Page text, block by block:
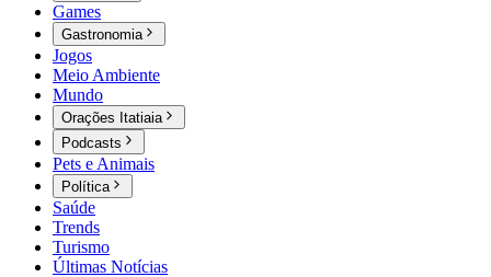
Games
Gastronomia
Jogos
Meio Ambiente
Mundo
Orações Itatiaia
Podcasts
Pets e Animais
Política
Saúde
Trends
Turismo
Últimas Notícias